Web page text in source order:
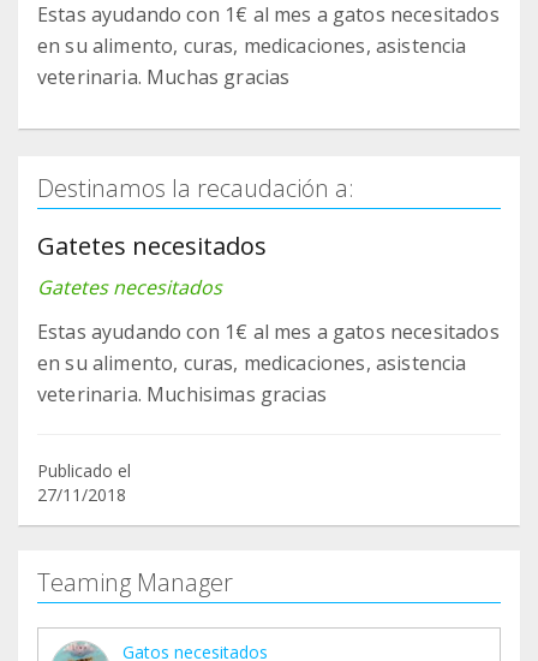
Estas ayudando con 1€ al mes a gatos necesitados
en su alimento, curas, medicaciones, asistencia
veterinaria. Muchas gracias
Destinamos la recaudación a:
Gatetes necesitados
Gatetes necesitados
Estas ayudando con 1€ al mes a gatos necesitados
en su alimento, curas, medicaciones, asistencia
veterinaria. Muchisimas gracias
Publicado el
27/11/2018
Teaming Manager
Gatos necesitados